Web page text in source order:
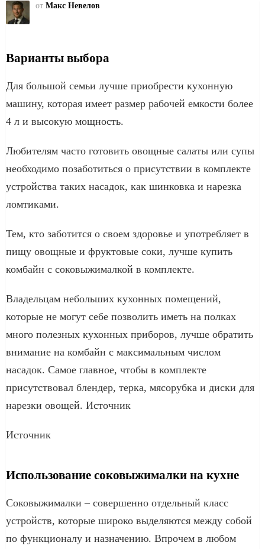
от Макс Невелов
Варианты выбора
Для большой семьи лучше приобрести кухонную
машину, которая имеет размер рабочей емкости более
4 л и высокую мощность.
Любителям часто готовить овощные салаты или супы
необходимо позаботиться о присутствии в комплекте
устройства таких насадок, как шинковка и нарезка
ломтиками.
Тем, кто заботится о своем здоровье и употребляет в
пищу овощные и фруктовые соки, лучше купить
комбайн с соковыжималкой в комплекте.
Владельцам небольших кухонных помещений,
которые не могут себе позволить иметь на полках
много полезных кухонных приборов, лучше обратить
внимание на комбайн с максимальным числом
насадок. Самое главное, чтобы в комплекте
присутствовал блендер, терка, мясорубка и диски для
нарезки овощей. Источник
Источник
Использование соковыжималки на кухне
Соковыжималки – совершенно отдельный класс
устройств, которые широко выделяются между собой
по функционалу и назначению. Впрочем в любом